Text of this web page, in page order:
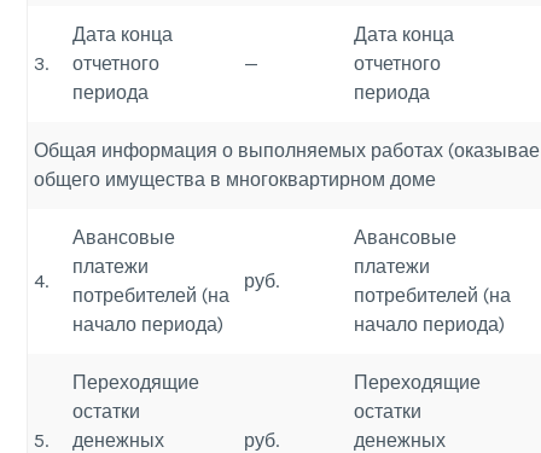
3.
Дата конца
отчетного
периода
—
Дата конца
отчетного
периода
Общая информация о выполняемых работах
общего имущества в многоквартирном доме
4.
Авансовые
платежи
потребителей (на
начало периода)
руб.
Авансовые
платежи
потребителей (на
начало периода)
5.
Переходящие
остатки
денежных
руб.
Переходящие
остатки
денежных